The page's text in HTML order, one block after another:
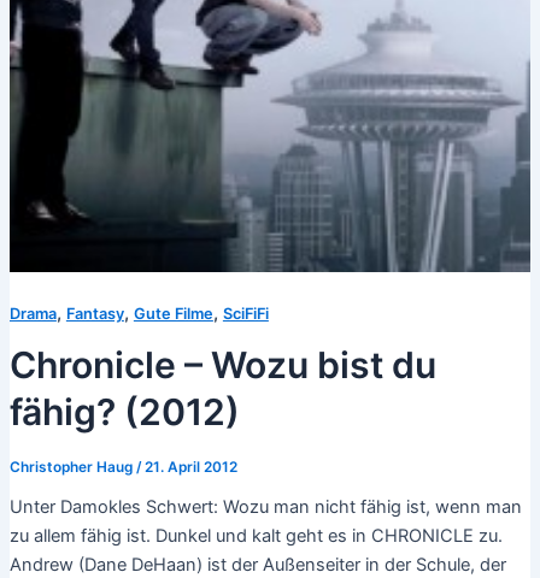
Drama, Fantasy, Gute Filme, SciFiFi
Chronicle – Wozu bist du
fähig? (2012)
Christopher Haug /21. April 2012
Unter Damokles Schwert: Wozu man nicht fähig ist, wenn man
zu allem fähig ist. Dunkel und kalt geht es in CHRONICLE zu.
Andrew (Dane DeHaan) ist der Außenseiter in der Schule, der